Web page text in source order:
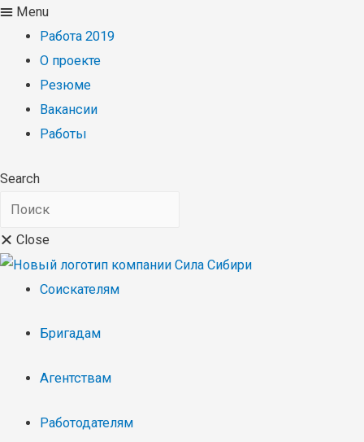
Menu
Работа 2019
О проекте
Резюме
Вакансии
Работы
Search
Close
Соискателям
Бригадам
Агентствам
Работодателям